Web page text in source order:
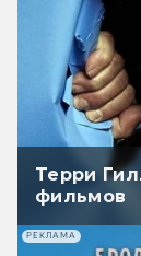
Терри
фильмов
РЕКЛАМА